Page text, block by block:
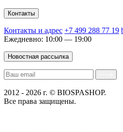
Контакты
Контакты и адрес +7 499 288 77 19
Ежедневно: 10:00 — 19:00
Новостная рассылка
2012 - 2026 г. © BIOSPASHOP.
Все права защищены.